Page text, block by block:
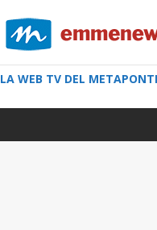
LA WEB TV DEL